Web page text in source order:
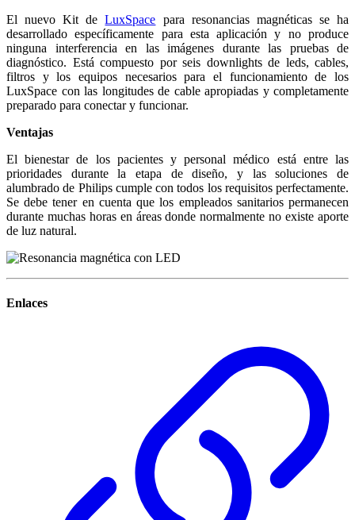
El nuevo Kit deLuxSpace para resonancias magnéticas se ha
desarrollado específicamente para esta aplicación y no produce
ninguna interferencia en las imágenes durante las pruebas de
diagnóstico. Está compuesto por seis downlights de leds, cables,
filtros y los equipos necesarios para el funcionamiento de los
LuxSpace con las longitudes de cable apropiadas y completamente
preparado para conectar y funcionar.
Ventajas
El bienestar de los pacientes y personal médico está entre las
prioridades durante la etapa de diseño, y las soluciones de
alumbrado de Philips cumple con todos los requisitos perfectamente.
Se debe tener en cuenta que los empleados sanitarios permanecen
durante muchas horas en áreas donde normalmente no existe aporte
de luz natural.
Enlaces